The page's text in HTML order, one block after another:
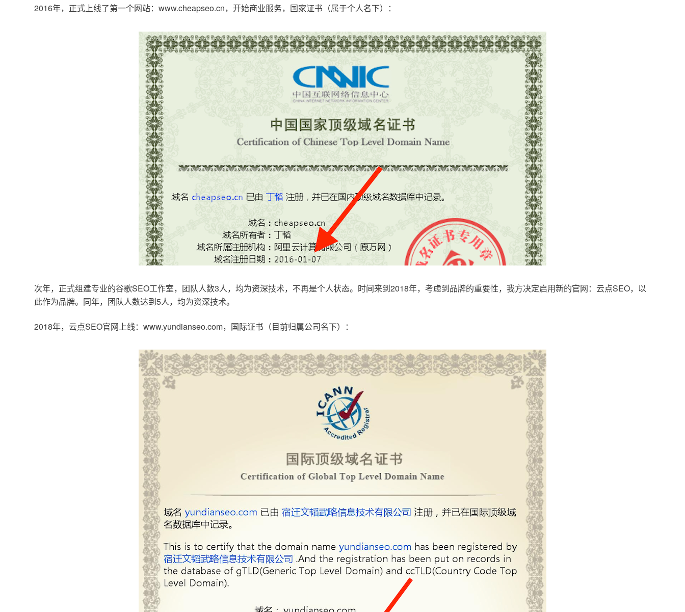
2016年，正式上线了第一个网站：www.cheapseo.cn，开始商业服务，国家证书（属于个人名下）：
次年，正式组建专业的谷歌SEO工作室，团队人数3人，均为资深技术，不再是个人状态。时间来到2018年，考虑到品牌的重要性，我方决定启用新的官网：云点SEO，以
此作为品牌。同年，团队人数达到5人，均为资深技术。
2018年，云点SEO官网上线：www.yundianseo.com，国际证书（目前归属公司名下）：